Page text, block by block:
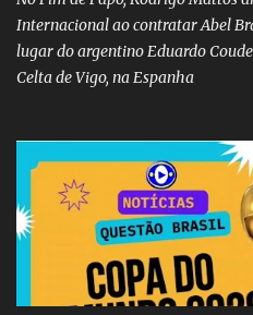
Internacional ao contratar Abel
lugar do argentino Eduardo
Celta de Vigo, na Espanha